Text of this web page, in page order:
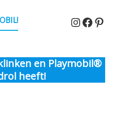
en Playmobil®
heeft!